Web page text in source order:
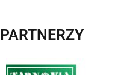
PARTNERZY